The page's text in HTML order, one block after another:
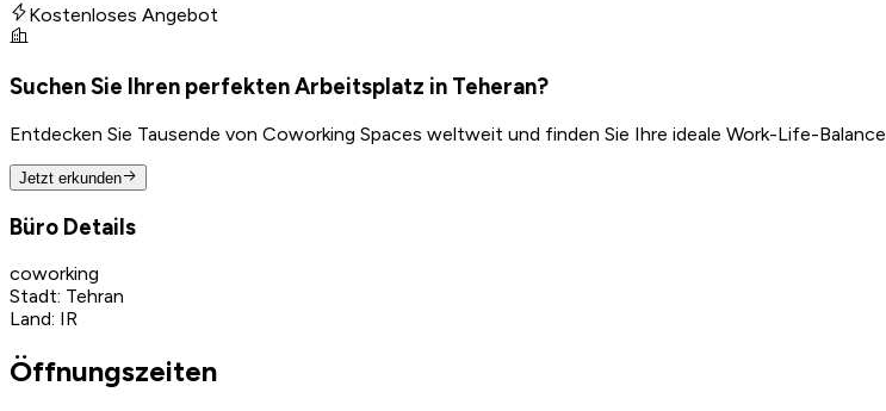
Kostenloses Angebot
Suchen Sie Ihren perfekten Arbeitsplatz in Teheran?
Entdecken Sie Tausende von Coworking Spaces weltweit und finden Sie Ihre ideale Work-Life-Balance.
Jetzt erkunden
Büro Details
coworking
Stadt: Tehran
Land: IR
Öffnungszeiten